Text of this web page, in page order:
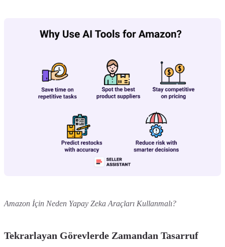
Amazon İçin Neden Yapay Zeka Araçları Kullanmalı?
Tekrarlayan Görevlerde Zamandan Tasarruf